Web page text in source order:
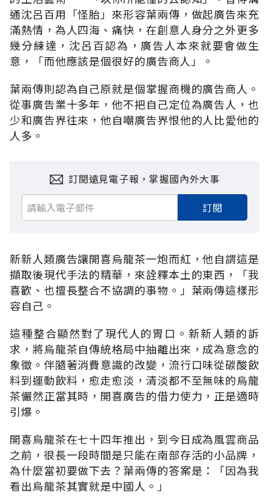
通沈呂百用「怪胎」來形容葉兩傳，做起廣告來充
滿熱情，為人四海、痛快，在創意人身分之外更多
幾分練達，沈呂百認為，廣告人本來就要會做生
意，「而他應該是個很好的廣告商人」。
葉兩傳則認為自己原就是個掌握商機的廣告商人。
從事廣告業十多年，他不把自己定位為廣告人，也
少和廣告界往來，他自嘲廣告界恨他的人比愛他的
人多。
訂閱遠見電子報，掌握國內外大事
訂閱
新新人類廣告讓開喜烏龍茶一炮而紅，他自謂這是
擷取後現代手法的精華，來詮釋本土的東西，「我
喜歡、也擅長整合不協調的事物。」葉兩傳這樣形
容自己。
這種整合顯然對了現代人的胃口。新新人類的訴
求，將烏龍茶自傳統格局中抽離出來，成為意念的
象徵。伴隨著消費意識的改變，流行口味從碳酸飲
料到運動飲料，愈走愈淡，清淡都不至無味的烏龍
茶儼然正當其時，開喜廣告的借力使力，正是適時
引爆。
開喜烏龍茶在七十四年推出，到今日成為風雲商品
之前，很長一段時間是只能在南部存活的小品牌，
為什麼當初要做下去？葉兩傳的答案是：「因為我
看出烏龍茶其實就是中國人。」